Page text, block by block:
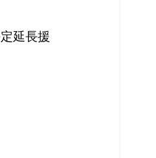
延長援